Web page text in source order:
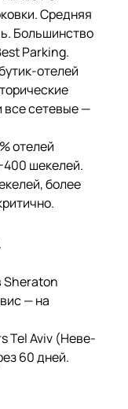
Средняя
Большинство
Parking.
отелей
все сетевые —
отелей
400 шекелей.
более
Sheraton
— на
Tel Aviv (Неве-
60 дней.